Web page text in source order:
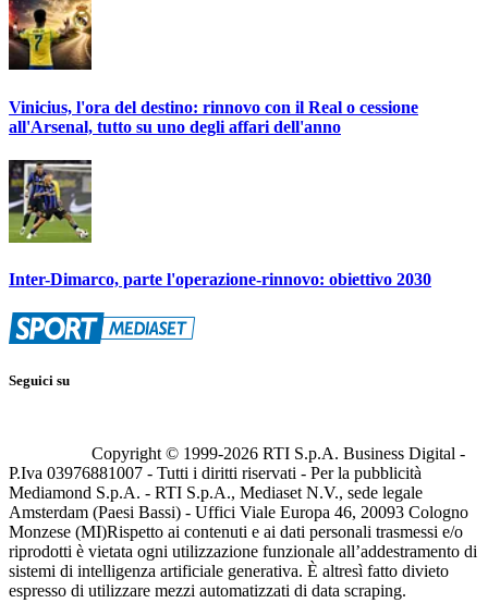
Vinicius, l'ora del destino: rinnovo con il Real o cessione
all'Arsenal, tutto su uno degli affari dell'anno
Inter-Dimarco, parte l'operazione-rinnovo: obiettivo 2030
Seguici su
Copyright © 1999-2026 RTI S.p.A. Business Digital -
P.Iva 03976881007 - Tutti i diritti riservati - Per la pubblicità
Mediamond S.p.A. - RTI S.p.A., Mediaset N.V., sede legale
Amsterdam (Paesi Bassi) - Uffici Viale Europa 46, 20093 Cologno
Monzese (MI)Rispetto ai contenuti e ai dati personali trasmessi e/o
riprodotti è vietata ogni utilizzazione funzionale all’addestramento di
sistemi di intelligenza artificiale generativa. È altresì fatto divieto
espresso di utilizzare mezzi automatizzati di data scraping.